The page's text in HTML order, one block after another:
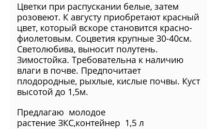
Цветки при распускании белые, затем
розовеют. К августу приобретают красный
цвет, который вскоре становится красно-
фиолетовым. Соцветия крупные 30-40см.
Светолюбива, выносит полутень.
Зимостойка. Требовательна к наличию
влаги в почве. Предпочитает
плодородные, рыхлые, кислые почвы. Куст
высотой до 1,5м.
Предлагаю молодое
растение ЗКС,контейнер 1,5 л